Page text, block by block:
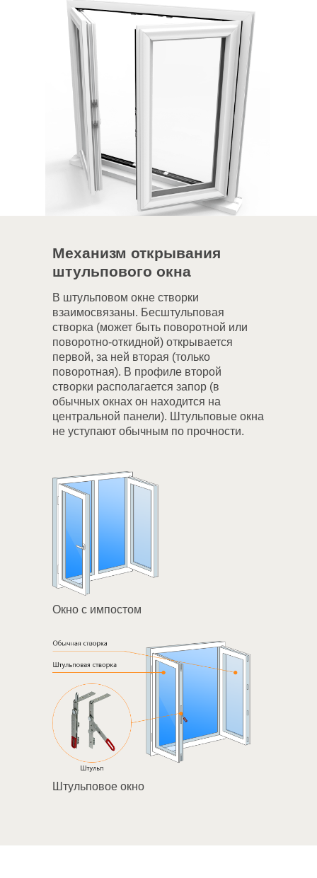
Механизм открывания
штульпового окна
В штульповом окне створки
взаимосвязаны. Бесштульповая
створка (может быть поворотной или
поворотно-откидной) открывается
первой, за ней вторая (только
поворотная). В профиле второй
створки располагается запор (в
обычных окнах он находится на
центральной панели). Штульповые окна
не уступают обычным по прочности.
Окно с импостом
Штульповое окно
Подберём
пластиковые окна
под ваш бюджет
Расскажите о своем
помещении, а также ваши
пожелания и мы подберем
вам пластиковые окна и
Нажимая на кнопку, я даю свое согласие на
обработку персональных данных и соглашаюсь
с условиями политики конфиденциальности
Я согласен на получение информации от vo-
zavod.ru в виде sms, email рассылки
Отправить заявку